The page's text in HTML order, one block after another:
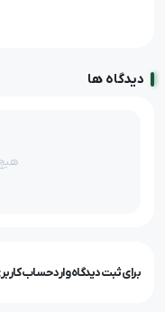
دیدگاه ها
برای ثبت دیدگاه وارد حساب